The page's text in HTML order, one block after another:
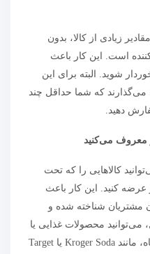
زیادی از کالا، بدون
است. این کار باعث
شوید. البته برای این
می‌گذارند که شما حداقل چند
دهید.
معروف می‌کنید
کالاهایی را که تحت
عرضه کنید. این کار باعث
مشتریان شناخته شده و
می‌توانید محصولات غذایی یا
لوازم خانگی را با نام خود فروشگاه، مانند Kroger Soda یا Target